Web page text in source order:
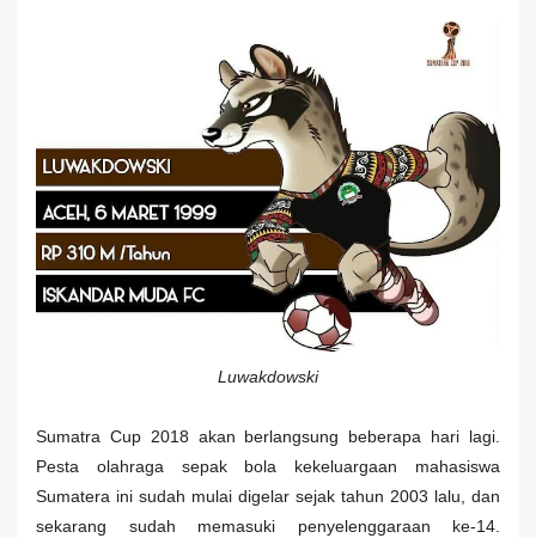
Luwakdowski
Sumatra Cup 2018 akan berlangsung beberapa hari lagi.
Pesta olahraga sepak bola kekeluargaan mahasiswa
Sumatera ini sudah mulai digelar sejak tahun 2003 lalu, dan
sekarang sudah memasuki penyelenggaraan ke-14.